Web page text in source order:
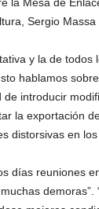
Sergio Massa
y la de todos
hablamos
introducir
la exportación
distorsivas en
días reuniones
demoras”.